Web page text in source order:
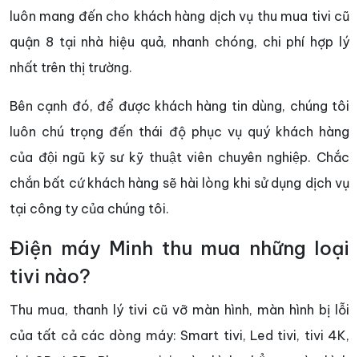
luôn mang đến cho khách hàng dịch vụ thu mua tivi cũ
quận 8 tại nhà hiệu quả, nhanh chóng, chi phí hợp lý
nhất trên thị trường.
Bên cạnh đó, để được khách hàng tin dùng, chúng tôi
luôn chú trọng đến thái độ phục vụ quý khách hàng
của đội ngũ kỹ sư kỹ thuật viên chuyên nghiệp. Chắc
chắn bất cứ khách hàng sẽ hài lòng khi sử dụng dịch vụ
tại công ty của chúng tôi.
Điện máy Minh thu mua những loại
tivi nào?
Thu mua, thanh lý tivi cũ vỡ màn hình, màn hình bị lỗi
của tất cả các dòng máy: Smart tivi, Led tivi, tivi 4K,